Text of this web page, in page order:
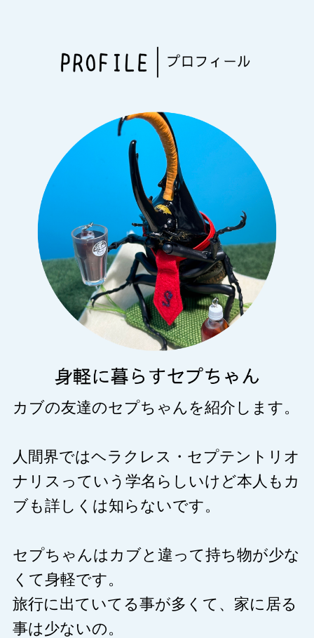
カブの友達のセプちゃんを紹介します。
人間界ではヘラクレス・セプテントリオ
ナリスっていう学名らしいけど本人もカ
ブも詳しくは知らないです。
セプちゃんはカブと違って持ち物が少な
くて身軽です。
旅行に出ていてる事が多くて、家に居る
事は少ないの。